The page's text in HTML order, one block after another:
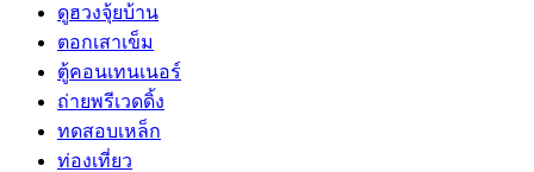
ดูฮวงจุ้ยบ้าน
ตอกเสาเข็ม
ตู้คอนเทนเนอร์
ถ่ายพรีเวดดิ้ง
ทดสอบเหล็ก
ท่องเที่ยว